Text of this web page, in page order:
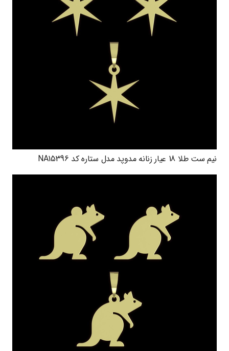
نیم ست طلا 18 عیار زنانه مدوپد مدل ستاره کد NA15396